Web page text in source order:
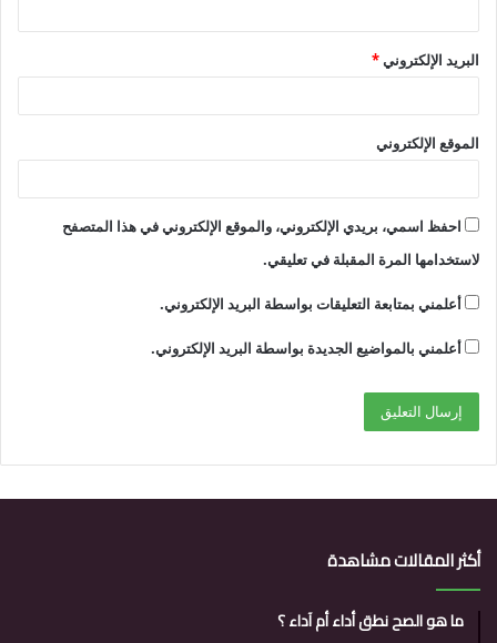
البريد الإلكتروني*
الموقع الإلكتروني
احفظ اسمي، بريدي الإلكتروني، والموقع الإلكتروني في هذا المتصفح
لاستخدامها المرة المقبلة في تعليقي.
أعلمني بمتابعة التعليقات بواسطة البريد الإلكتروني.
أعلمني بالمواضيع الجديدة بواسطة البريد الإلكتروني.
أكثر المقالات مشاهدة
ما هو الصح نطق أداء أم آداء ؟